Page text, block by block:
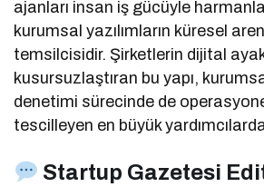
ajanları insan iş gücüyle
kurumsal yazılımların küresel
temsilcisidir. Şirketlerin dijital
kusursuzlaştıran bu yapı,
denetimi sürecinde de
tescilleyen en büyük
Startup Gazetesi